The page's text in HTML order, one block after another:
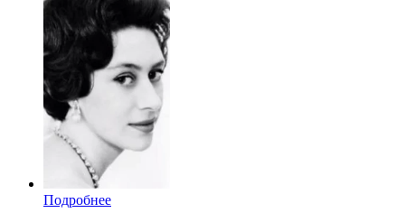
Подробнее